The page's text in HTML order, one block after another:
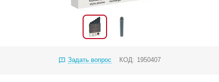
Задать вопрос КОД: 1950407